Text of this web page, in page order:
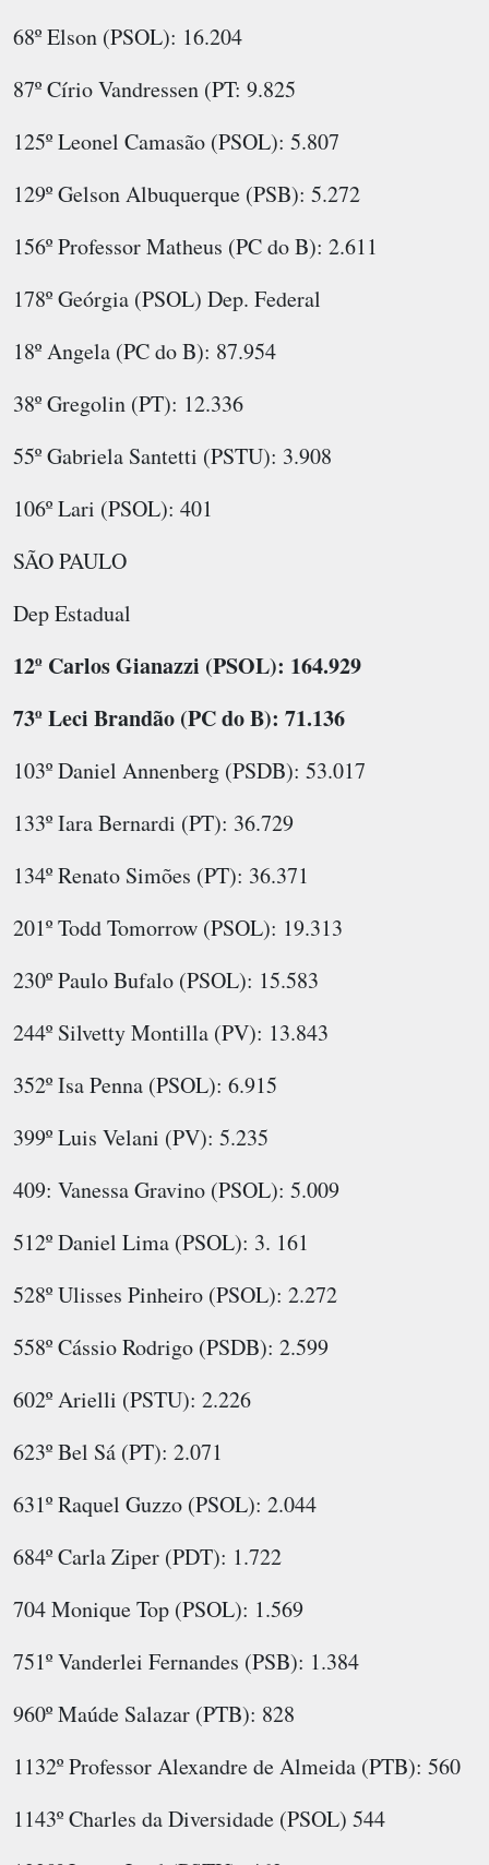
68º Elson (PSOL): 16.204
87º Círio Vandressen (PT: 9.825
125º Leonel Camasão (PSOL): 5.807
129º Gelson Albuquerque (PSB): 5.272
156º Professor Matheus (PC do B): 2.611
178º Geórgia (PSOL) Dep. Federal
18º Angela (PC do B): 87.954
38º Gregolin (PT): 12.336
55º Gabriela Santetti (PSTU): 3.908
106º Lari (PSOL): 401
SÃO PAULO
Dep Estadual
12º Carlos Gianazzi (PSOL): 164.929
73º Leci Brandão (PC do B): 71.136
103º Daniel Annenberg (PSDB): 53.017
133º Iara Bernardi (PT): 36.729
134º Renato Simões (PT): 36.371
201º Todd Tomorrow (PSOL): 19.313
230º Paulo Bufalo (PSOL): 15.583
244º Silvetty Montilla (PV): 13.843
352º Isa Penna (PSOL): 6.915
399º Luis Velani (PV): 5.235
409: Vanessa Gravino (PSOL): 5.009
512º Daniel Lima (PSOL): 3. 161
528º Ulisses Pinheiro (PSOL): 2.272
558º Cássio Rodrigo (PSDB): 2.599
602º Arielli (PSTU): 2.226
623º Bel Sá (PT): 2.071
631º Raquel Guzzo (PSOL): 2.044
684º Carla Ziper (PDT): 1.722
704 Monique Top (PSOL): 1.569
751º Vanderlei Fernandes (PSB): 1.384
960º Maúde Salazar (PTB): 828
1132º Professor Alexandre de Almeida (PTB): 560
1143º Charles da Diversidade (PSOL) 544